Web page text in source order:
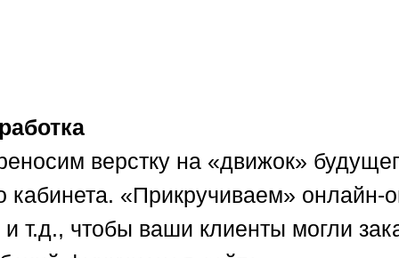
верстку на «движок»
кабинета. «Прикручиваем» онлайн-
т.д., чтобы ваши клиенты могли